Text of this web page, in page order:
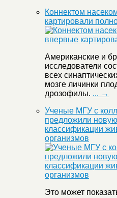
Коннектом
картировали
Американские и
исследователи
всех
мозге личинки
дрозофилы. ... →
Ученые МГУ с
предложили
классификации
организмов
Это может